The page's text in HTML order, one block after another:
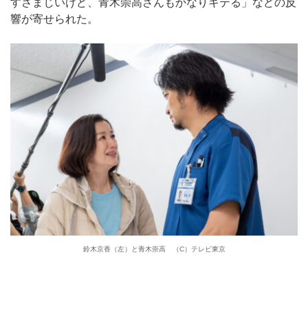
すさまじいけど、青木崇高さんもかなりキテる」などの反
響が寄せられた。
鈴木京香（左）と青木崇高 （C）テレビ東京